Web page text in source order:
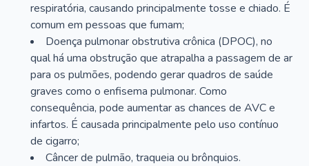
respiratória, causando principalmente tosse e chiado. É
comum em pessoas que fumam;
Doença pulmonar obstrutiva crônica (DPOC), no
qual há uma obstrução que atrapalha a passagem de ar
para os pulmões, podendo gerar quadros de saúde
graves como o enfisema pulmonar. Como
consequência, pode aumentar as chances de AVC e
infartos. É causada principalmente pelo uso contínuo
de cigarro;
Câncer de pulmão, traqueia ou brônquios.